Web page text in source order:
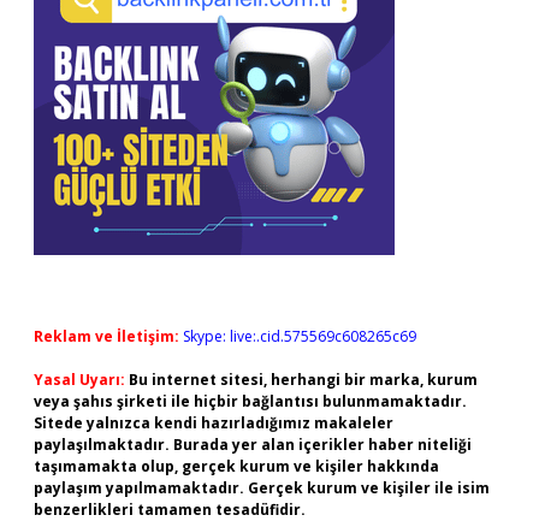
Reklam ve İletişim: Skype: live:.cid.575569c608265c69
Yasal Uyarı: Bu internet sitesi, herhangi bir marka, kurum
veya şahıs şirketi ile hiçbir bağlantısı bulunmamaktadır.
Sitede yalnızca kendi hazırladığımız makaleler
paylaşılmaktadır. Burada yer alan içerikler haber niteliği
taşımamakta olup, gerçek kurum ve kişiler hakkında
paylaşım yapılmamaktadır. Gerçek kurum ve kişiler ile isim
benzerlikleri tamamen tesadüfidir.